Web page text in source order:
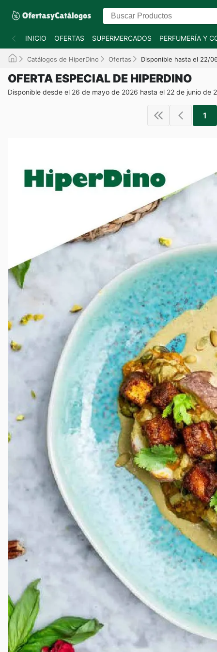
INICIO OFERTAS SUPERMERCADOS PERFUMERÍA Y
Catálogos de HiperDino Ofertas Disponible hasta el 22/
OFERTA ESPECIAL DE HIPERDINO
Disponible desde el 26 de mayo de 2026 hasta el 22 de junio de
1